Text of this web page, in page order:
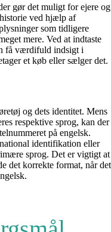
gør det muligt for ejere og
ved hjælp af
som tidligere
mere. Ved at indtaste
få værdifuld indsigt i
et køb eller sælger det.
og dets identitet. Mens
respektive sprog, kan der
på engelsk.
identifikation eller
sprog. Det er vigtigt at
det korrekte format, når det